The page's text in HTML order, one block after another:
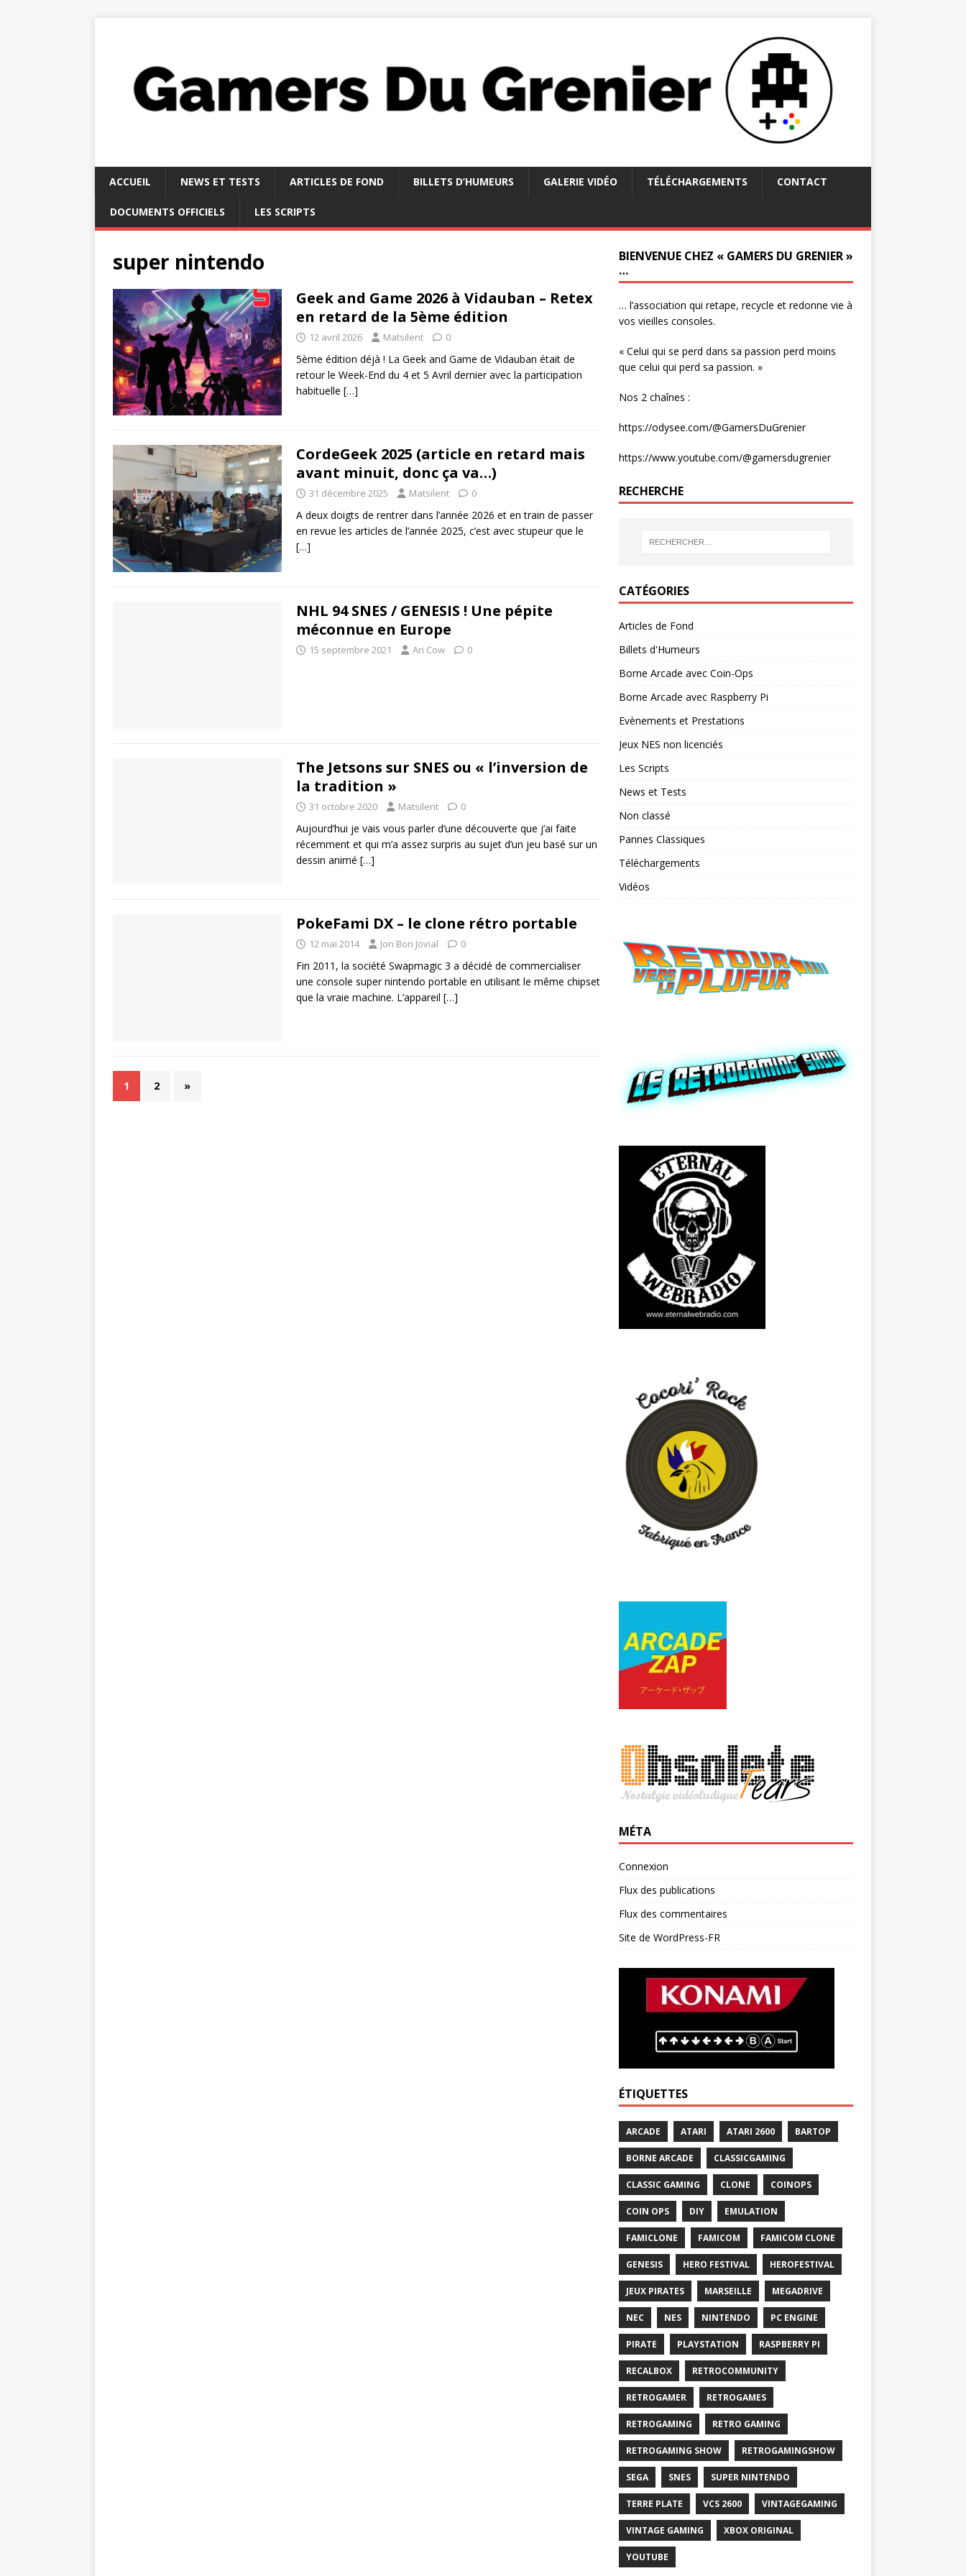
ACCUEIL NEWS ET TESTS ARTICLES DE FOND BILLETS D’HUMEURS GALERIE VIDÉO TÉLÉCHARGEMENTS CONTACT
DOCUMENTS OFFICIELS LES SCRIPTS
super nintendo
Geek and Game 2026 à Vidauban – Retex
en retard de la 5ème édition
12 avril 2026 Matsilent 0
5ème édition déjà ! La Geek and Game de Vidauban était de
retour le Week-End du 4 et 5 Avril dernier avec la participation
habituelle […]
CordeGeek 2025 (article en retard mais
avant minuit, donc ça va…)
31 décembre 2025 Matsilent 0
A deux doigts de rentrer dans l’année 2026 et en train de passer
en revue les articles de l’année 2025, c’est avec stupeur que le
[…]
NHL 94 SNES / GENESIS ! Une pépite
méconnue en Europe
15 septembre 2021 Ari Cow 0
The Jetsons sur SNES ou « l’inversion de
la tradition »
31 octobre 2020 Matsilent 0
Aujourd’hui je vais vous parler d’une découverte que j’ai faite
récemment et qui m’a assez surpris au sujet d’un jeu basé sur un
dessin animé […]
PokeFami DX – le clone rétro portable
12 mai 2014 Jon Bon Jovial 0
Fin 2011, la société Swapmagic 3 a décidé de commercialiser
une console super nintendo portable en utilisant le même chipset
que la vraie machine. L’appareil […]
1 2 »
BIENVENUE CHEZ « GAMERS DU GRENIER »
…
… l’association qui retape, recycle et redonne vie à
vos vieilles consoles.
« Celui qui se perd dans sa passion perd moins
que celui qui perd sa passion. »
Nos 2 chaînes :
https://odysee.com/@GamersDuGrenier
https://www.youtube.com/@gamersdugrenier
RECHERCHE
CATÉGORIES
Articles de Fond
Billets d'Humeurs
Borne Arcade avec Coin-Ops
Borne Arcade avec Raspberry Pi
Evènements et Prestations
Jeux NES non licenciés
Les Scripts
News et Tests
Non classé
Pannes Classiques
Téléchargements
Vidéos
MÉTA
Connexion
Flux des publications
Flux des commentaires
Site de WordPress-FR
ÉTIQUETTES
ARCADE ATARI ATARI 2600 BARTOP
BORNE ARCADE CLASSICGAMING
CLASSIC GAMING CLONE COINOPS
COIN OPS DIY EMULATION
FAMICLONE FAMICOM FAMICOM CLONE
GENESIS HERO FESTIVAL HEROFESTIVAL
JEUX PIRATES MARSEILLE MEGADRIVE
NEC NES NINTENDO PC ENGINE
PIRATE PLAYSTATION RASPBERRY PI
RECALBOX RETROCOMMUNITY
RETROGAMER RETROGAMES
RETROGAMING RETRO GAMING
RETROGAMING SHOW RETROGAMINGSHOW
SEGA SNES SUPER NINTENDO
TERRE PLATE VCS 2600 VINTAGEGAMING
VINTAGE GAMING XBOX ORIGINAL
YOUTUBE